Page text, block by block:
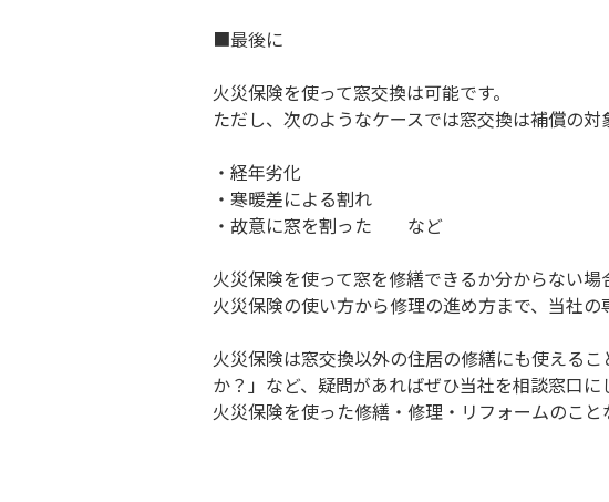
■最後に
火災保険を使って窓交換は可能です。
ただし、次のようなケースでは窓交換は補償の対
・経年劣化
・寒暖差による割れ
・故意に窓を割った など
火災保険を使って窓を修繕できるか分からない場
火災保険の使い方から修理の進め方まで、当社の
火災保険は窓交換以外の住居の修繕にも使える
か？」など、疑問があればぜひ当社を相談窓口に
火災保険を使った修繕・修理・リフォームのこ